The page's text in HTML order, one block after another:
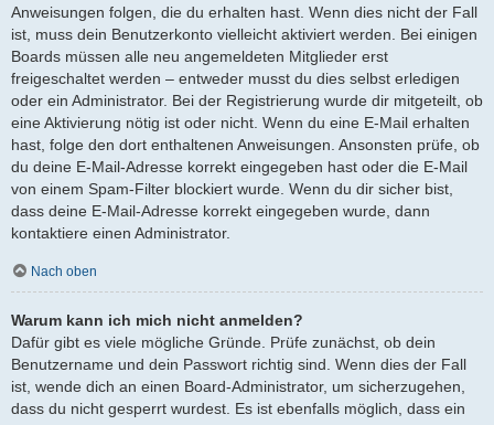
Anweisungen folgen, die du erhalten hast. Wenn dies nicht der Fall
ist, muss dein Benutzerkonto vielleicht aktiviert werden. Bei einigen
Boards müssen alle neu angemeldeten Mitglieder erst
freigeschaltet werden – entweder musst du dies selbst erledigen
oder ein Administrator. Bei der Registrierung wurde dir mitgeteilt, ob
eine Aktivierung nötig ist oder nicht. Wenn du eine E-Mail erhalten
hast, folge den dort enthaltenen Anweisungen. Ansonsten prüfe, ob
du deine E-Mail-Adresse korrekt eingegeben hast oder die E-Mail
von einem Spam-Filter blockiert wurde. Wenn du dir sicher bist,
dass deine E-Mail-Adresse korrekt eingegeben wurde, dann
kontaktiere einen Administrator.
Nach oben
Warum kann ich mich nicht anmelden?
Dafür gibt es viele mögliche Gründe. Prüfe zunächst, ob dein
Benutzername und dein Passwort richtig sind. Wenn dies der Fall
ist, wende dich an einen Board-Administrator, um sicherzugehen,
dass du nicht gesperrt wurdest. Es ist ebenfalls möglich, dass ein